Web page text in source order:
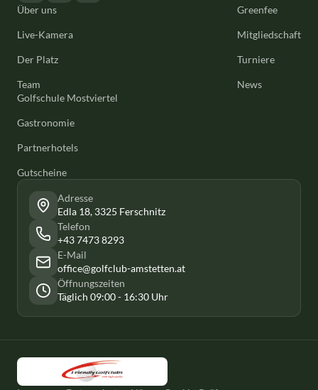
Über uns
Live-Kamera
Der Platz
Team
Greenfee
Mitgliedschaft
Turniere
News
Golfschule Mostviertel
Gastronomie
Partnerhotels
Gutscheine
Adresse
Edla 18, 3325 Ferschnitz
Telefon
+43 7473 8293
E-Mail
office@golfclub-amstetten.at
Öffnungszeiten
Täglich 09:00 - 16:30 Uhr